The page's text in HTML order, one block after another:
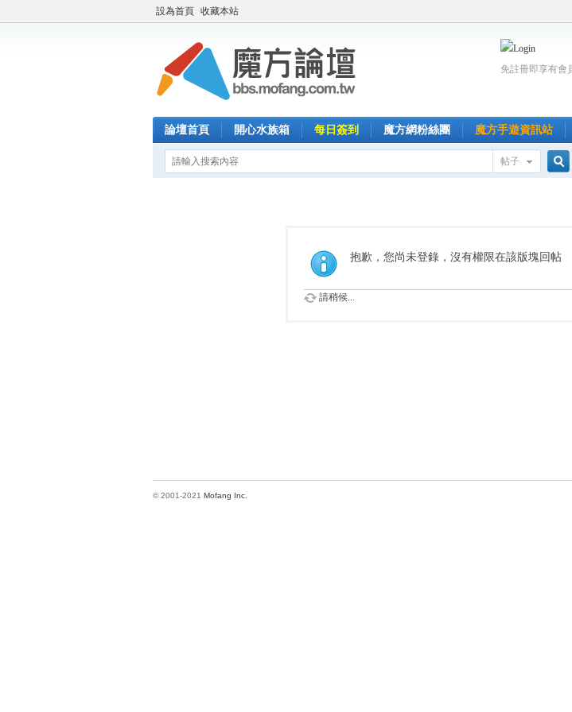
設為首頁 收藏本站
免註冊即享有會
論壇首頁 開心水族箱 每日簽到 魔方網粉絲團 魔方手遊資訊站
帖子
索
抱歉，您尚未登錄，沒有權限在該版塊回帖
請稍候...
© 2001-2021 Mofang Inc.